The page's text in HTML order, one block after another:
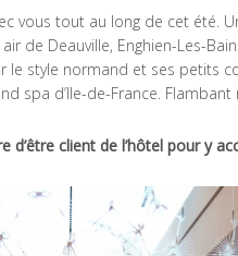
vous tout au long de cet été.
de Deauville, Enghien-Les-
le style normand et ses petits
spa d’Ile-de-France.
d’être client de l’hôtel pour y